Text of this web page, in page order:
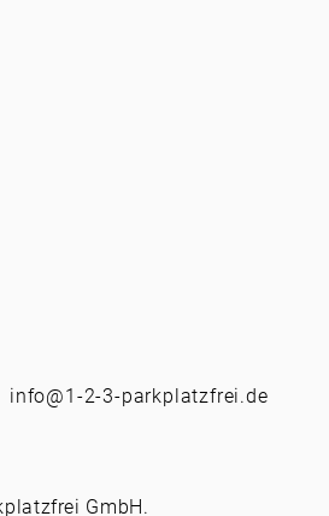
info@1-2-3-parkplatzfrei.de
GmbH.